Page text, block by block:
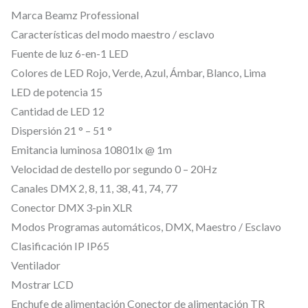
1
2
1
5
P
–
B
A
R
I
P
Marca Beamz Professional
Características del modo maestro / esclavo
Fuente de luz 6-en-1 LED
Colores de LED Rojo, Verde, Azul, Ámbar, Blanco, Lima
LED de potencia 15
Cantidad de LED 12
Dispersión 21 ° – 51 °
Emitancia luminosa 10801lx @ 1m
Velocidad de destello por segundo 0 – 20Hz
Canales DMX 2, 8, 11, 38, 41, 74, 77
Conector DMX 3-pin XLR
Modos Programas automáticos, DMX, Maestro / Esclavo
Clasificación IP IP65
Ventilador
Mostrar LCD
Enchufe de alimentación Conector de alimentación TR